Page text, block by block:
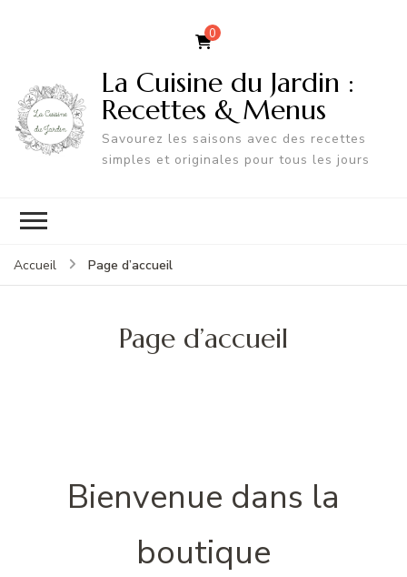
0
La Cuisine du Jardin :
Recettes & Menus
Savourez les saisons avec des recettes
simples et originales pour tous les jours
Accueil Page d’accueil
Page d’accueil
Bienvenue dans la
boutique